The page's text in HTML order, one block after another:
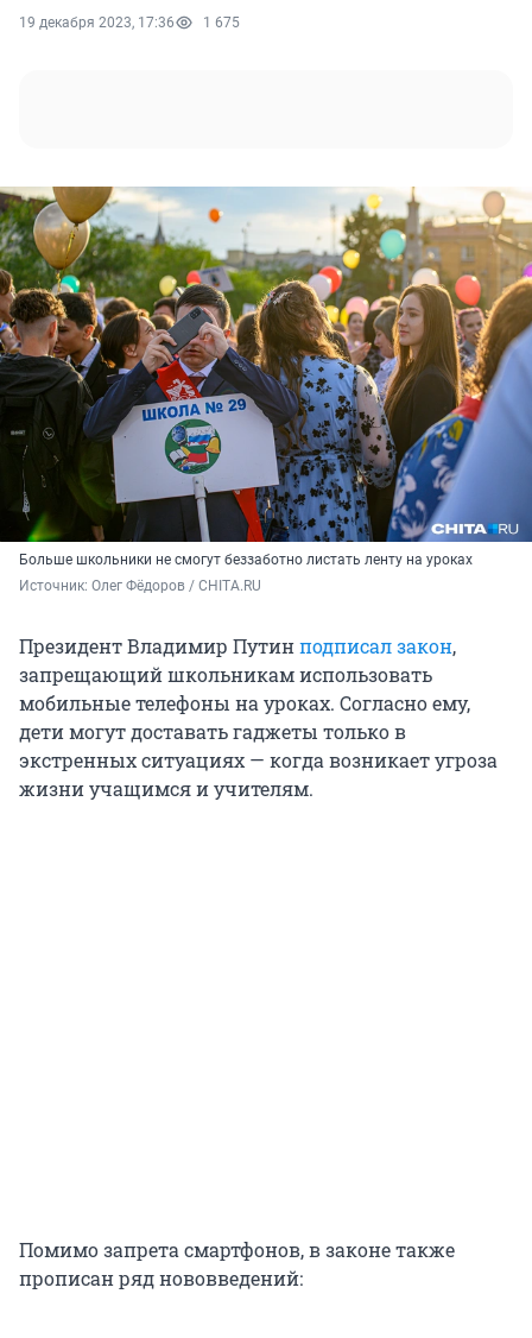
19 декабря 2023, 17:36 1 675
Больше школьники не смогут беззаботно листать ленту на уроках
Источник: Олег Фёдоров / CHITA.RU
Президент Владимир Путинподписал закон,
запрещающий школьникам использовать
мобильные телефоны на уроках. Согласно ему,
дети могут доставать гаджеты только в
экстренных ситуациях — когда возникает угроза
жизни учащимся и учителям.
Помимо запрета смартфонов, в законе также
прописан ряд нововведений: